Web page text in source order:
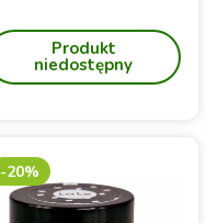
która ma działanie
wzmacniające,
wygładzające i
Produkt
niedostępny
-20%